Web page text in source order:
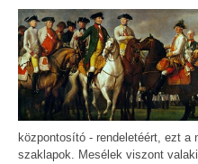
központosító - rendeletéért, ezt a
szaklapok. Mesélek viszont